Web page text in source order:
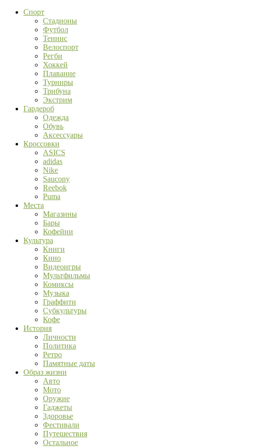
Спорт
Стадионы
Футбол
Теннис
Велоспорт
Регби
Хоккей
Плавание
Турниры
Трибуна
Экстрим
Гардероб
Одежда
Обувь
Аксессуары
Кроссовки
ASICS
adidas
Nike
Saucony
Reebok
Puma
Места
Магазины
Бары
Кофейни
Культура
Книги
Кино
Видеоигры
Мультфильмы
Комиксы
Музыка
Граффити
Субкультуры
Кофе
История
Личности
Политика
Ретро
Памятные даты
Образ жизни
Авто
Мото
Оружие
Гаджеты
Здоровье
Фестивали
Путешествия
Остальное